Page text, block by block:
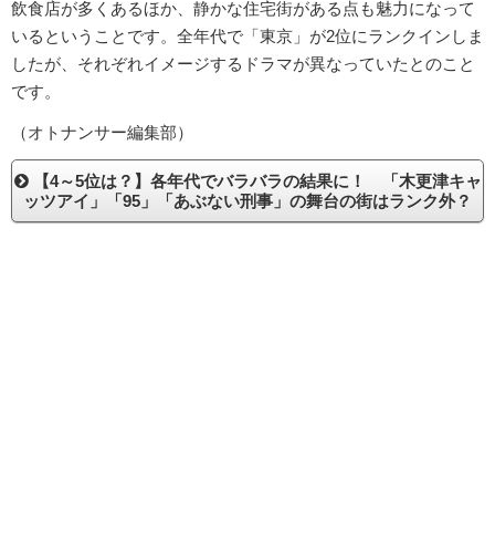
飲食店が多くあるほか、静かな住宅街がある点も魅力になって
いるということです。全年代で「東京」が2位にランクインしま
したが、それぞれイメージするドラマが異なっていたとのこと
です。
（オトナンサー編集部）
【4～5位は？】各年代でバラバラの結果に！ 「木更津キャ
ッツアイ」「95」「あぶない刑事」の舞台の街はランク外？